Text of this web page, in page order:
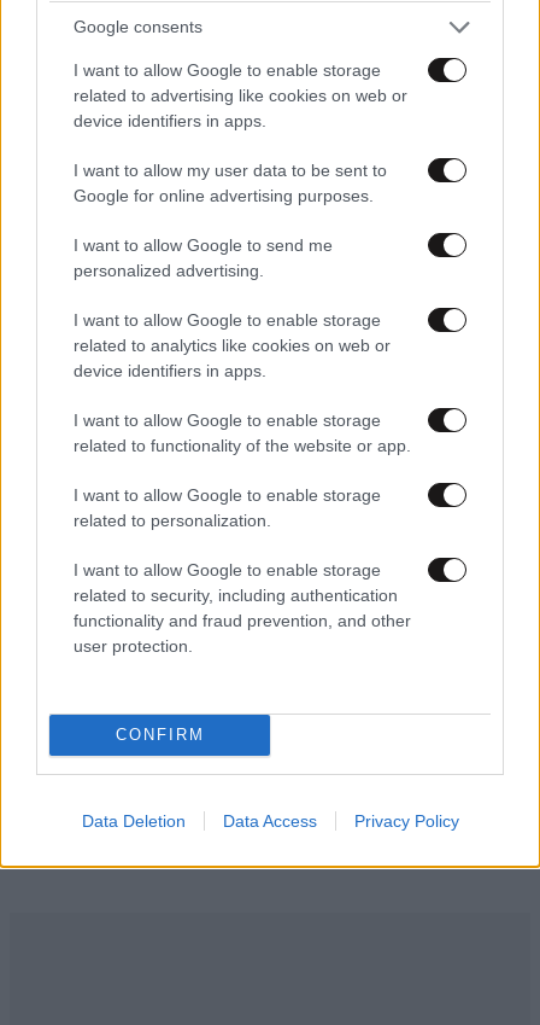
Google consents
I want to allow Google to enable storage
related to advertising like cookies on web or
device identifiers in apps.
I want to allow my user data to be sent to
Google for online advertising purposes.
I want to allow Google to send me
personalized advertising.
I want to allow Google to enable storage
related to analytics like cookies on web or
device identifiers in apps.
I want to allow Google to enable storage
related to functionality of the website or app.
I want to allow Google to enable storage
related to personalization.
I want to allow Google to enable storage
related to security, including authentication
functionality and fraud prevention, and other
user protection.
CONFIRM
Data Deletion Data Access Privacy Policy
Περιφέρεια Αττικής για ολα τα έργα της!
Έκκληση Άδωνι και Κυρανάκη σε Τραμπ να κάνει
παρέμβαση για τα Μάρμαρα του Παρθενώνα:
«Μπορεί να αφήσει ιστορική παρακαταθήκη»
και μάθετε πρώτοι όλες τις ειδήσεις